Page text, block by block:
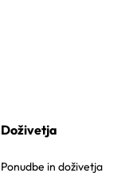
Doživetja
Ponudbe in doživetja